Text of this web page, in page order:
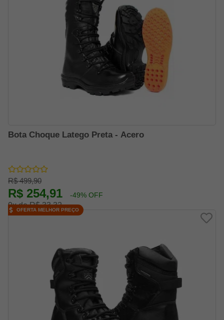
Bota Choque Latego Preta - Acero
R$ 499,90
R$ 254,91 -49% OFF
9x de R$ 33,32
OFERTA MELHOR PREÇO